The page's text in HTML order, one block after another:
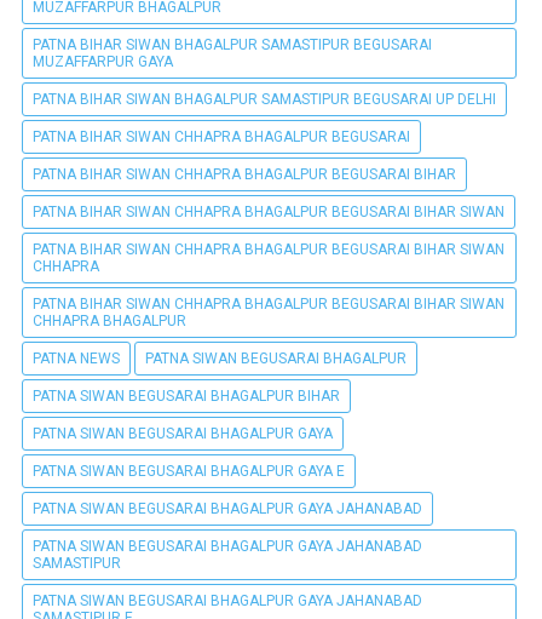
MUZAFFARPUR BHAGALPUR
PATNA BIHAR SIWAN BHAGALPUR SAMASTIPUR BEGUSARAI
MUZAFFARPUR GAYA
PATNA BIHAR SIWAN BHAGALPUR SAMASTIPUR BEGUSARAI UP DELHI
PATNA BIHAR SIWAN CHHAPRA BHAGALPUR BEGUSARAI
PATNA BIHAR SIWAN CHHAPRA BHAGALPUR BEGUSARAI BIHAR
PATNA BIHAR SIWAN CHHAPRA BHAGALPUR BEGUSARAI BIHAR SIWAN
PATNA BIHAR SIWAN CHHAPRA BHAGALPUR BEGUSARAI BIHAR SIWAN
CHHAPRA
PATNA BIHAR SIWAN CHHAPRA BHAGALPUR BEGUSARAI BIHAR SIWAN
CHHAPRA BHAGALPUR
PATNA NEWS PATNA SIWAN BEGUSARAI BHAGALPUR
PATNA SIWAN BEGUSARAI BHAGALPUR BIHAR
PATNA SIWAN BEGUSARAI BHAGALPUR GAYA
PATNA SIWAN BEGUSARAI BHAGALPUR GAYA E
PATNA SIWAN BEGUSARAI BHAGALPUR GAYA JAHANABAD
PATNA SIWAN BEGUSARAI BHAGALPUR GAYA JAHANABAD
SAMASTIPUR
PATNA SIWAN BEGUSARAI BHAGALPUR GAYA JAHANABAD